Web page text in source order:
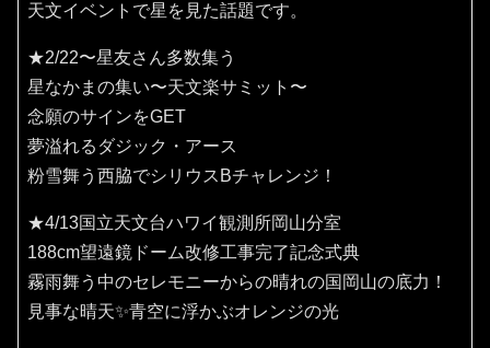
天文イベントで星を見た話題です。
★2/22〜星友さん多数集う
星なかまの集い〜天文楽サミット〜
念願のサインをGET
夢溢れるダジック・アース
粉雪舞う西脇でシリウスBチャレンジ！
★4/13国立天文台ハワイ観測所岡山分室
188cm望遠鏡ドーム改修工事完了記念式典
霧雨舞う中のセレモニーからの晴れの国岡山の底力！
見事な晴天✨️青空に浮かぶオレンジの光